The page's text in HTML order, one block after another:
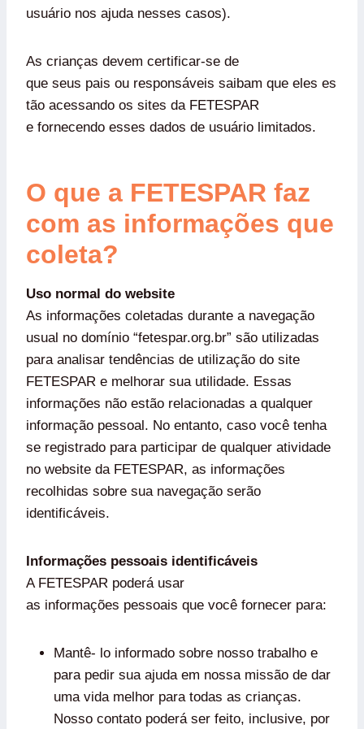
usuário nos ajuda nesses casos).
As crianças devem certificar-se de
que seus pais ou responsáveis saibam que eles es
tão acessando os sites da FETESPAR
e fornecendo esses dados de usuário limitados.
O que a FETESPAR faz
com as informações que
coleta?
Uso normal do website
As informações coletadas durante a navegação
usual no domínio “fetespar.org.br” são utilizadas
para analisar tendências de utilização do site
FETESPAR e melhorar sua utilidade. Essas
informações não estão relacionadas a qualquer
informação pessoal. No entanto, caso você tenha
se registrado para participar de qualquer atividade
no website da FETESPAR, as informações
recolhidas sobre sua navegação serão
identificáveis.
Informações pessoais identificáveis
A FETESPAR poderá usar
as informações pessoais que você fornecer para:
Mantê- lo informado sobre nosso trabalho e
para pedir sua ajuda em nossa missão de dar
uma vida melhor para todas as crianças.
Nosso contato poderá ser feito, inclusive, por